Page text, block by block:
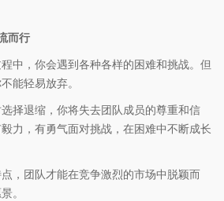
而行
中，你会遇到各种各样的困难和挑战。但
能轻易放弃。
择退缩，你将失去团队成员的尊重和信
力，有勇气面对挑战，在困难中不断成长
，团队才能在竞争激烈的市场中脱颖而
。